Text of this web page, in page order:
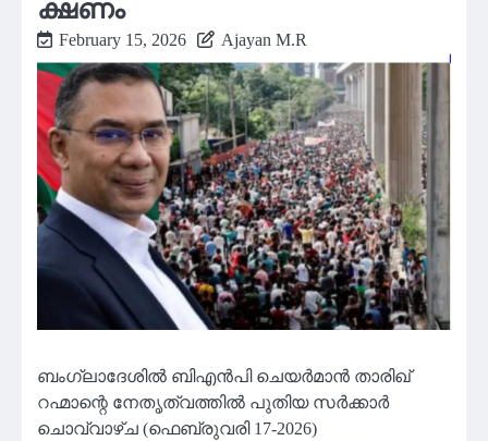
ക്ഷണം
February 15, 2026 Ajayan M.R
ബംഗ്ലാദേശിൽ ബിഎൻപി ചെയർമാൻ താരിഖ്
റഹ്മാന്റെ നേതൃത്വത്തിൽ പുതിയ സർക്കാർ
ചൊവ്വാഴ്ച (ഫെബ്രുവരി 17-2026)